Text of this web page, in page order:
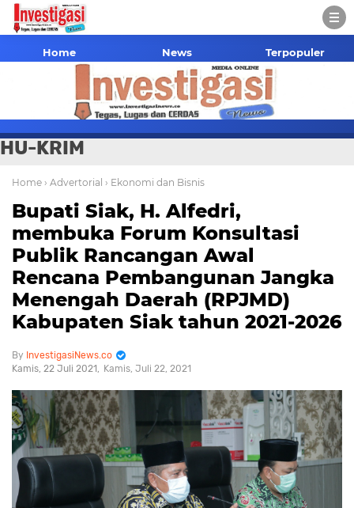
Home News Terpopuler
HU-KRIM
Home › Advertorial › Ekonomi dan Bisnis
Bupati Siak, H. Alfedri,
membuka Forum Konsultasi
Publik Rancangan Awal
Rencana Pembangunan Jangka
Menengah Daerah (RPJMD)
Kabupaten Siak tahun 2021-2026
InvestigasiNews.co
Kamis, 22 Juli 2021
Kamis, Juli 22, 2021